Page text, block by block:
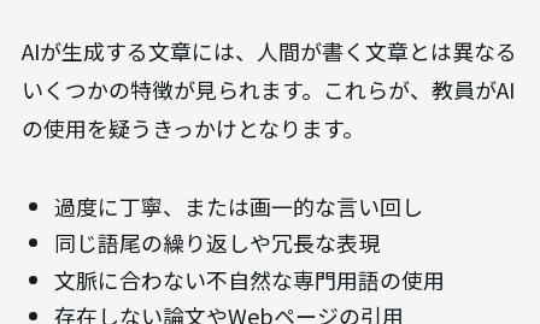
AIが生成する文章には、人間が書く文章とは異なる
いくつかの特徴が見られます。これらが、教員がAI
の使用を疑うきっかけとなります。
過度に丁寧、または画一的な言い回し
同じ語尾の繰り返しや冗長な表現
文脈に合わない不自然な専門用語の使用
存在しない論文やWebページの引用